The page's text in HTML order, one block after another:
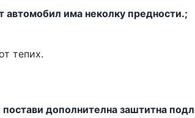
автомобил има неколку предности.;
тепих.
дополнителна заштитна